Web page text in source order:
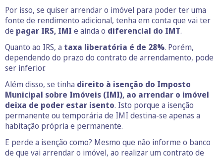
Por isso, se quiser arrendar o imóvel para poder ter uma
fonte de rendimento adicional, tenha em conta que vai ter
de pagar IRS, IMI e ainda o diferencial do IMT.
Quanto ao IRS, a taxa liberatória é de 28%. Porém,
dependendo do prazo do contrato de arrendamento, pode
ser inferior.
Além disso, se tinha direito à isenção do Imposto
Municipal sobre Imóveis (IMI), ao arrendar o imóvel
deixa de poder estar isento. Isto porque a isenção
permanente ou temporária de IMI destina-se apenas a
habitação própria e permanente.
E perde a isenção como? Mesmo que não informe o banco
de que vai arrendar o imóvel, ao realizar um contrato de